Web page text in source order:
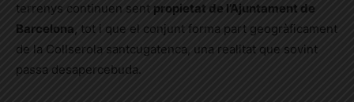
terrenys continuen sent propietat de l’Ajuntament de
Barcelona, tot i que el conjunt forma part geogràficament
de la Collserola santcugatenca, una realitat que sovint
passa desapercebuda.